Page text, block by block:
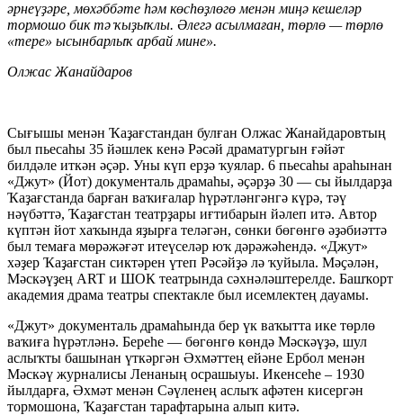
әрнеүҙәре, мөхәббәте һәм көсһөҙлөгө менән миңә кешеләр
тормошо бик тә ҡыҙыҡлы. Әлегә асылмаған, төрлө — төрлө
«тере» ысынбарлыҡ арбай мине».
Олжас Жанайдаров
Сығышы менән Ҡаҙағстандан булған Олжас Жанайдаровтың
был пьесаһы 35 йәшлек кенә Рәсәй драматургын ғәйәт
билдәле иткән әҫәр. Уны күп ерҙә ҡуялар. 6 пьесаһы араһынан
«Джут» (Йот) документаль драмаһы, әҫәрҙә 30 — сы йылдарҙа
Ҡаҙағстанда барған ваҡиғалар һүрәтләнгәнгә күрә, тәү
нәүбәттә, Ҡаҙағстан театрҙары иғтибарын йәлеп итә. Автор
күптән йот хаҡында яҙырға теләгән, сөнки бөгөнгө әҙәбиәттә
был темаға мөрәжәғәт итеүселәр юҡ дәрәжәһендә. «Джут»
хәҙер Ҡаҙағстан сиктәрен үтеп Рәсәйҙә лә ҡуйыла. Мәҫәлән,
Мәскәүҙең ART и ШОК театрында сәхнәләштерелде. Башҡорт
академия драма театры спектакле был исемлектең дауамы.
«Джут» документаль драмаһында бер үк ваҡытта ике төрлө
ваҡиға һүрәтләнә. Береһе — бөгөнгө көндә Мәскәүҙә, шул
аслыҡты башынан үткәргән Әхмәттең ейәне Ербол менән
Мәскәү журналисы Ленаның осрашыуы. Икенсеһе – 1930
йылдарға, Әхмәт менән Сәүленең аслыҡ афәтен кисергән
тормошона, Ҡаҙағстан тарафтарына алып китә.